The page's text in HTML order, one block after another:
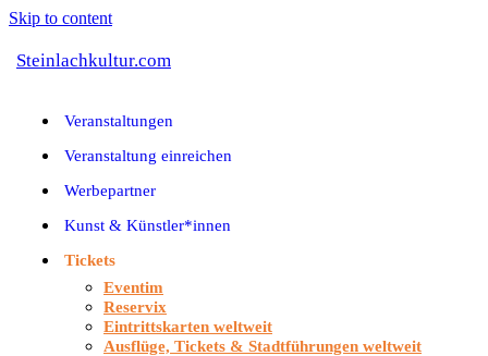
Skip to content
Steinlachkultur.com
Veranstaltungen
Veranstaltung einreichen
Werbepartner
Kunst & Künstler*innen
Tickets
Eventim
Reservix
Eintrittskarten weltweit
Ausflüge, Tickets & Stadtführungen weltweit